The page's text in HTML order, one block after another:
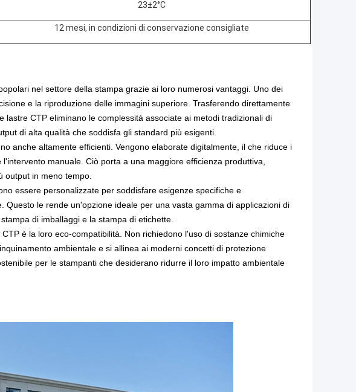
23±2°C
12 mesi, in condizioni di conservazione consigliate
nel settore della stampa grazie ai loro numerosi vantaggi. Uno dei
e la riproduzione delle immagini superiore. Trasferendo direttamente
lastre CTP eliminano le complessità associate ai metodi tradizionali di
di alta qualità che soddisfa gli standard più esigenti.
anche altamente efficienti. Vengono elaborate digitalmente, il che riduce i
manuale. Ciò porta a una maggiore efficienza produttiva,
output in meno tempo.
essere personalizzate per soddisfare esigenze specifiche e
Questo le rende un'opzione ideale per una vasta gamma di applicazioni di
stampa di imballaggi e la stampa di etichette.
è la loro eco-compatibilità. Non richiedono l'uso di sostanze chimiche
ambientale e si allinea ai moderni concetti di protezione
per le stampanti che desiderano ridurre il loro impatto ambientale